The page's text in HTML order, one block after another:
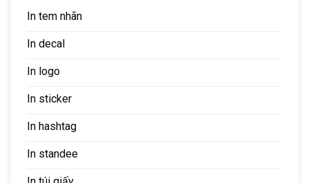
In tem nhãn
In decal
In logo
In sticker
In hashtag
In standee